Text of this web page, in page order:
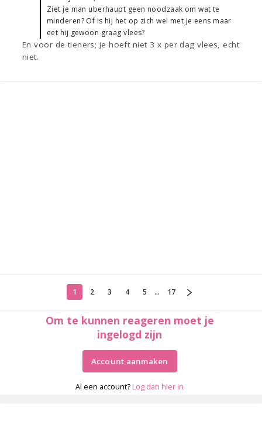
Ziet je man uberhaupt geen noodzaak om wat te
minderen? Of is hij het op zich wel met je eens maar
eet hij gewoon graag vlees?
En voor de tieners; je hoeft niet 3 x per dag vlees, echt
niet.
1 2 3 4 5 ... 17
Om te kunnen reageren moet je
ingelogd zijn
Account aanmaken
Al een account? Log dan hier in